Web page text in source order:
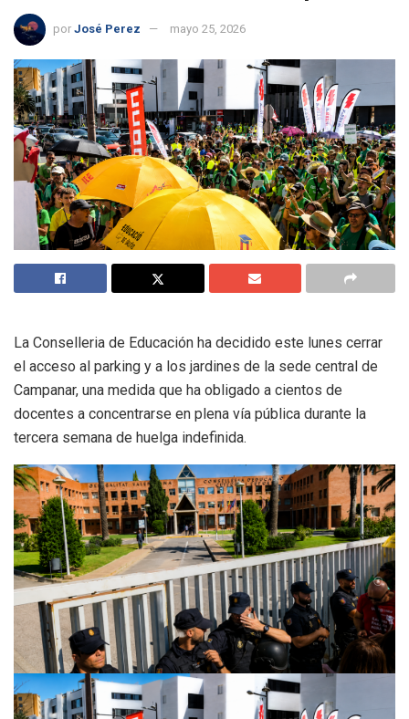
por José Perez mayo 25, 2026
La Conselleria de Educación ha decidido este lunes cerrar
el acceso al parking y a los jardines de la sede central de
Campanar, una medida que ha obligado a cientos de
docentes a concentrarse en plena vía pública durante la
tercera semana de huelga indefinida.